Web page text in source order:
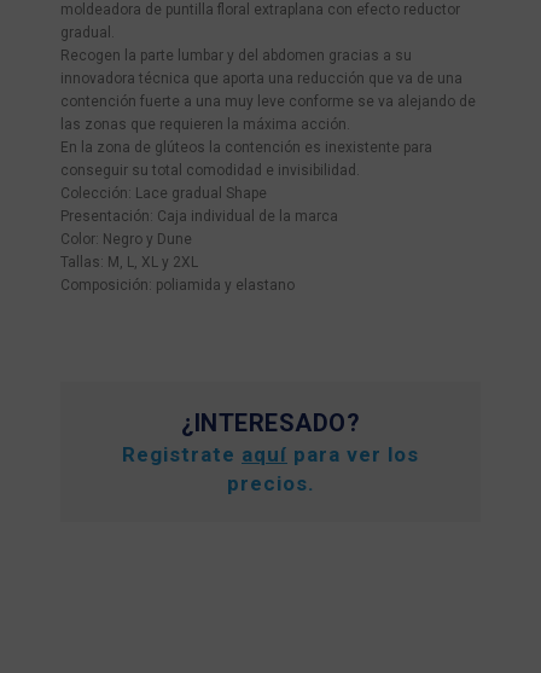
moldeadora de puntilla floral extraplana con efecto reductor
gradual.
Recogen la parte lumbar y del abdomen gracias a su
innovadora técnica que aporta una reducción que va de una
contención fuerte a una muy leve conforme se va alejando de
las zonas que requieren la máxima acción.
En la zona de glúteos la contención es inexistente para
conseguir su total comodidad e invisibilidad.
Colección: Lace gradual Shape
Presentación: Caja individual de la marca
Color: Negro y Dune
Tallas: M, L, XL y 2XL
Composición: poliamida y elastano
¿INTERESADO?
Registrate aquí para ver los
precios.